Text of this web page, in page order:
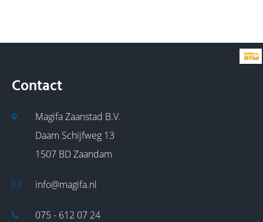
Contact
Magifa Zaanstad B.V.
Daam Schijfweg 13
1507 BD Zaandam
info@magifa.nl
075 - 612 07 24